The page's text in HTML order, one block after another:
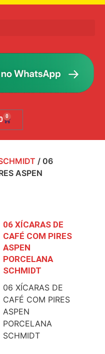
0
/ 06
ASPEN
06 XÍCARAS DE
CAFÉ COM PIRES
ASPEN
PORCELANA
SCHMIDT
06 XÍCARAS DE
CAFÉ COM PIRES
ASPEN
PORCELANA
SCHMIDT